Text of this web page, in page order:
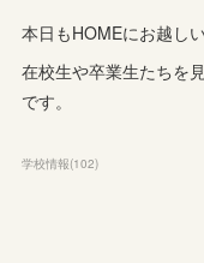
本日もHOMEにお越し
在校生や卒業生たちを
です。
学校情報(102)